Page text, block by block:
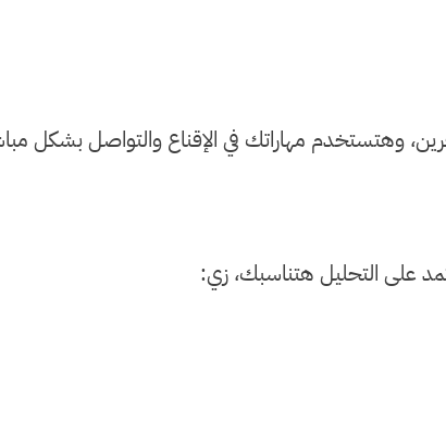
وهتستخدم مهاراتك في الإقناع والتواصل بشكل
على التحليل هتناسبك، زي: